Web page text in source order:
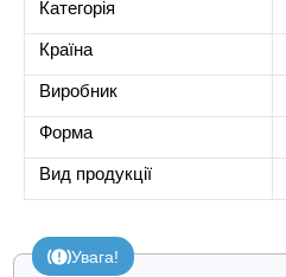
Категорія
Країна
Виробник
Форма
Вид продукції
Увага!